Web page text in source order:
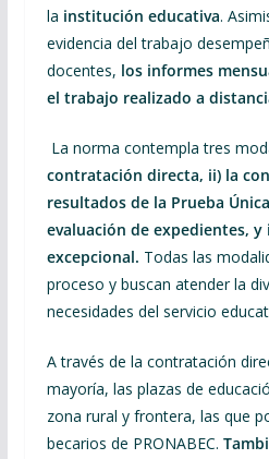
la institución educativa.
evidencia del trabajo
docentes, los informes
el trabajo realizado a
La norma contempla tres
contratación directa, ii) la
resultados de la Prueba
evaluación de expedientes,
excepcional. Todas las
proceso y buscan atender la
necesidades del servicio
A través de la contratación
mayoría, las plazas de
zona rural y frontera, las que
becarios de PRONABEC.